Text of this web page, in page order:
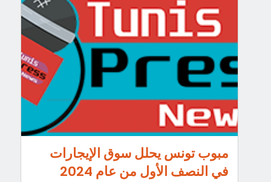
مبوب تونس يحلل سوق الإيجارات
في النصف الأول من عام 2024